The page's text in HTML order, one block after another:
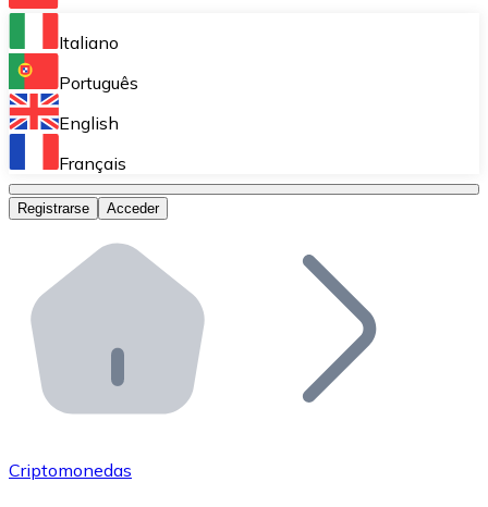
Bitnovo Ramp
Integra nuestra solución en tu plataforma.
Bitnovo Giftcards
Bitnovo OTC
Bitnovo ATM
Integra un ATM Bitnovo en tu negocio y permite que
Bitnovo API
Integra nuestra API en tu ecosistema.
Únete a nuestra red de distribuidores.
Italiano
Português
English
Français
Registrarse Acceder
Criptomonedas